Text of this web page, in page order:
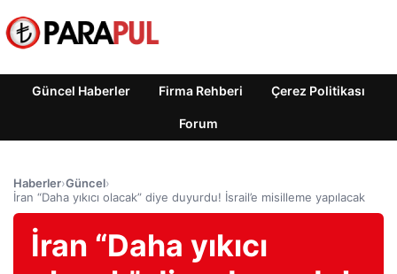
Güncel Haberler Firma Rehberi Çerez Politikası
Forum
Haberler›Güncel›
İran “Daha yıkıcı olacak” diye duyurdu! İsrail’e misilleme yapılacak
İran “Daha yıkıcı